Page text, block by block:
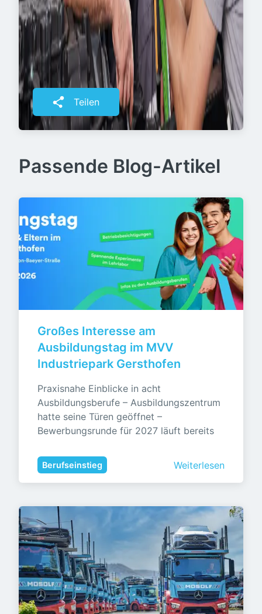
86842 Türkheim
Deutschland
Berufseinstieg
Teilen
Passende Blog-Artikel
Großes Interesse am
Ausbildungstag im MVV
Industriepark Gersthofen
Praxisnahe Einblicke in acht
Ausbildungsberufe – Ausbildungszentrum
hatte seine Türen geöffnet –
Bewerbungsrunde für 2027 läuft bereits
Berufseinstieg Weiterlesen